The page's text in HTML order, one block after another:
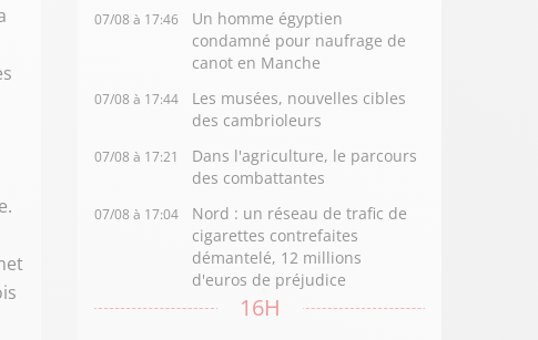
07/08 à 17:46
Un homme égyptien
condamné pour naufrage de
canot en Manche
07/08 à 17:44
Les musées, nouvelles cibles
des cambrioleurs
07/08 à 17:21
Dans l'agriculture, le parcours
des combattantes
07/08 à 17:04
Nord : un réseau de trafic de
cigarettes contrefaites
démantelé, 12 millions
d'euros de préjudice
16H